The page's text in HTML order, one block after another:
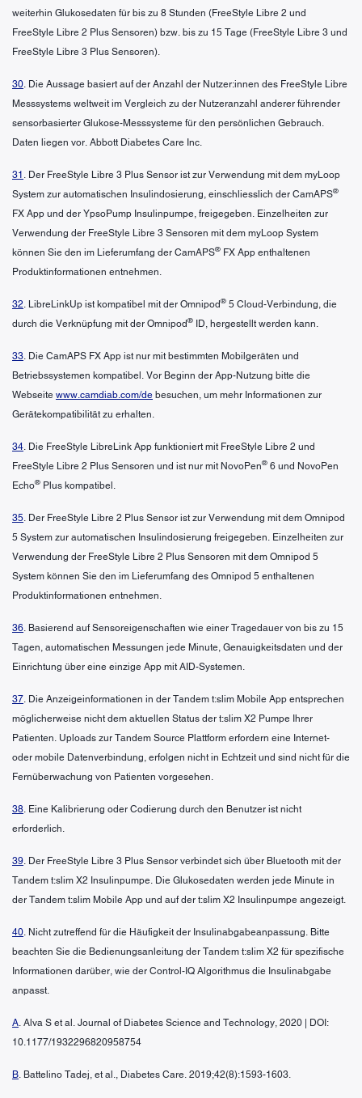
weiterhin Glukosedaten für bis zu 8 Stunden (FreeStyle Libre 2 und
FreeStyle Libre 2 Plus Sensoren) bzw. bis zu 15 Tage (FreeStyle Libre 3 und
FreeStyle Libre 3 Plus Sensoren).
30. Die Aussage basiert auf der Anzahl der Nutzer:innen des FreeStyle Libre
Messsystems weltweit im Vergleich zu der Nutzeranzahl anderer führender
sensorbasierter Glukose-Messsysteme für den persönlichen Gebrauch.
Daten liegen vor. Abbott Diabetes Care Inc.
31 . Der FreeStyle Libre 3 Plus Sensor ist zur Verwendung mit dem myLoop
System zur automatischen Insulindosierung, einschliesslich der CamAPS®
FX App und der YpsoPump Insulinpumpe, freigegeben. Einzelheiten zur
Verwendung der FreeStyle Libre 3 Sensoren mit dem myLoop System
können Sie den im Lieferumfang der CamAPS® FX App enthaltenen
Produktinformationen entnehmen.
32. LibreLinkUp ist kompatibel mit der Omnipod® 5 Cloud-Verbindung, die
durch die Verknüpfung mit der Omnipod® ID, hergestellt werden kann.
33. Die CamAPS FX App ist nur mit bestimmten Mobilgeräten und
Betriebssystemen kompatibel. Vor Beginn der App-Nutzung bitte die
Webseite www.camdiab.com/de besuchen, um mehr Informationen zur
Gerätekompatibilität zu erhalten.
34. Die FreeStyle LibreLink App funktioniert mit FreeStyle Libre 2 und
FreeStyle Libre 2 Plus Sensoren und ist nur mit NovoPen® 6 und NovoPen
Echo® Plus kompatibel.
35. Der FreeStyle Libre 2 Plus Sensor ist zur Verwendung mit dem Omnipod
5 System zur automatischen Insulindosierung freigegeben. Einzelheiten zur
Verwendung der FreeStyle Libre 2 Plus Sensoren mit dem Omnipod 5
System können Sie den im Lieferumfang des Omnipod 5 enthaltenen
Produktinformationen entnehmen.
36. Basierend auf Sensoreigenschaften wie einer Tragedauer von bis zu 15
Tagen, automatischen Messungen jede Minute, Genauigkeitsdaten und der
Einrichtung über eine einzige App mit AID-Systemen.
37. Die Anzeigeinformationen in der Tandem t:slim Mobile App entsprechen
möglicherweise nicht dem aktuellen Status der t:slim X2 Pumpe Ihrer
Patienten. Uploads zur Tandem Source Plattform erfordern eine Internet-
oder mobile Datenverbindung, erfolgen nicht in Echtzeit und sind nicht für die
Fernüberwachung von Patienten vorgesehen.
38. Eine Kalibrierung oder Codierung durch den Benutzer ist nicht
erforderlich.
39. Der FreeStyle Libre 3 Plus Sensor verbindet sich über Bluetooth mit der
Tandem t:slim X2 Insulinpumpe. Die Glukosedaten werden jede Minute in
der Tandem t:slim Mobile App und auf der t:slim X2 Insulinpumpe angezeigt.
40. Nicht zutreffend für die Häufigkeit der Insulinabgabeanpassung. Bitte
beachten Sie die Bedienungsanleitung der Tandem t:slim X2 für spezifische
Informationen darüber, wie der Control-IQ Algorithmus die Insulinabgabe
anpasst.
A. Alva S et al. Journal of Diabetes Science and Technology, 2020 | DOI:
10.1177/1932296820958754
B. Battelino Tadej, et al., Diabetes Care. 2019;42(8):1593-1603.